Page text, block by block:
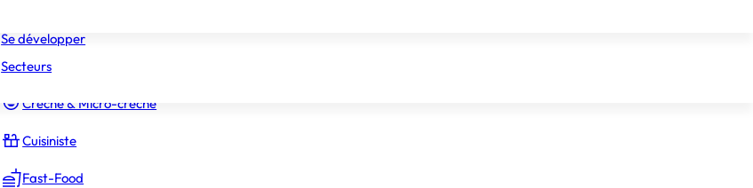
Constructeur Piscines & Spas
Crèche & Micro-crèche
Cuisiniste
Fast-Food
Se développer
Secteurs